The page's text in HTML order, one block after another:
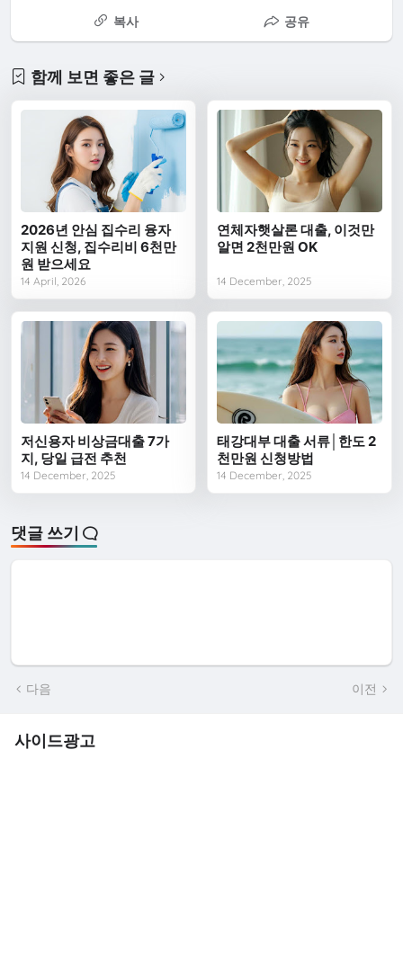
복사
공유
함께 보면 좋은 글
2026년 안심 집수리 융자
지원 신청, 집수리비 6천만
원 받으세요
14 April, 2026
연체자햇살론 대출, 이것만
알면 2천만원 OK
14 December, 2025
저신용자 비상금대출 7가
지, 당일 급전 추천
14 December, 2025
태강대부 대출 서류│한도 2
천만원 신청방법
14 December, 2025
댓글 쓰기
다음 이전
사이드광고